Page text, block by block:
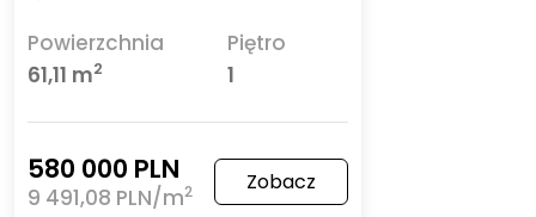
Powierzchnia
61,11 m2
Piętro
1
580 000 PLN
9 491,08 PLN/m2 Zobacz